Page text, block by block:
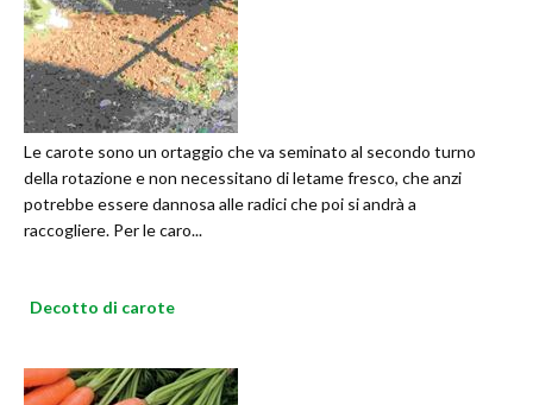
Le carote sono un ortaggio che va seminato al secondo turno
della rotazione e non necessitano di letame fresco, che anzi
potrebbe essere dannosa alle radici che poi si andrà a
raccogliere. Per le caro...
Decotto di carote